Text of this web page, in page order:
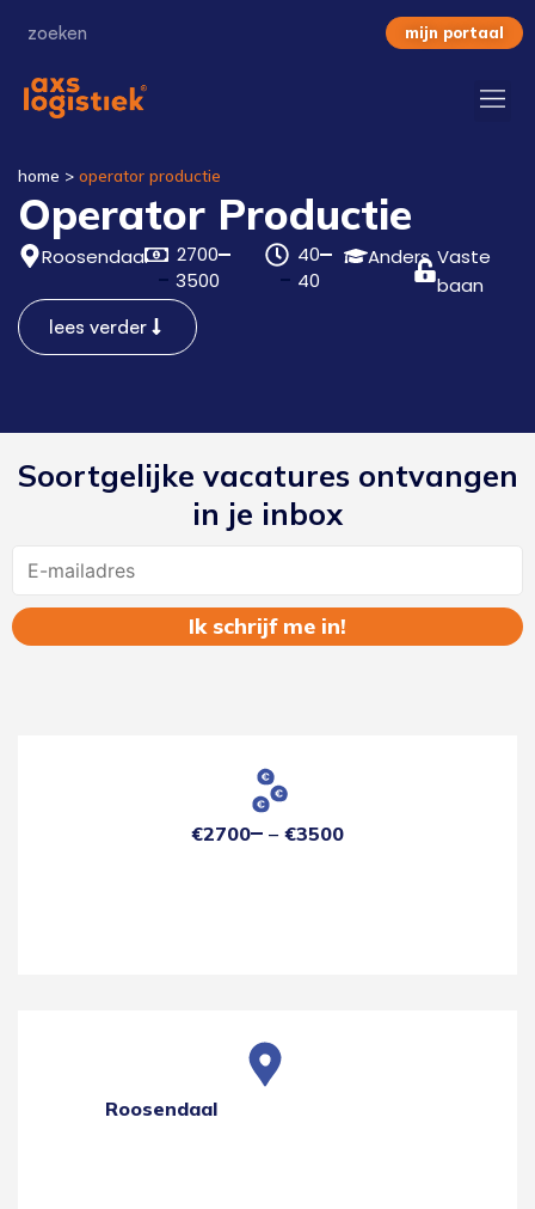
mijn portaal
home > operator productie
Operator Productie
Roosendaal
2700
3500
40
40
Anders Vaste
baan
lees verder
Soortgelijke vacatures ontvangen
in je inbox
€2700 €3500
Roosendaal